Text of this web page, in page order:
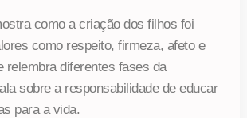
como a criação dos filhos foi
como respeito, firmeza, afeto e
relembra diferentes fases da
sobre a responsabilidade de educar
para a vida.